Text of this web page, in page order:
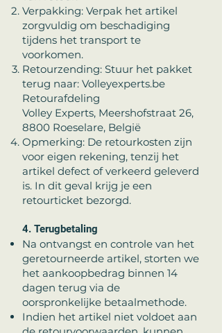
Verpakking: Verpak het artikel
zorgvuldig om beschadiging
tijdens het transport te
voorkomen.
Retourzending: Stuur het pakket
terug naar: Volleyexperts.be
Retourafdeling
Volley Experts, Meershofstraat 26,
8800 Roeselare, België
Opmerking: De retourkosten zijn
voor eigen rekening, tenzij het
artikel defect of verkeerd geleverd
is. In dit geval krijg je een
retourticket bezorgd.
4. Terugbetaling
Na ontvangst en controle van het
geretourneerde artikel, storten we
het aankoopbedrag binnen 14
dagen terug via de
oorspronkelijke betaalmethode.
Indien het artikel niet voldoet aan